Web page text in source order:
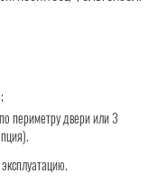
периметру двери или 3